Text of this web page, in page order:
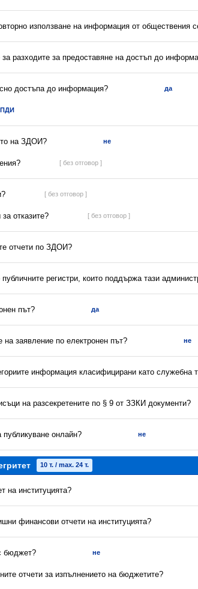
използване на информация от обществения
разходите за предоставяне на достъп до
достъпа до информация? да
ПДИ
на ЗДОИ? не
[ без отговор ]
[ без отговор ]
отказите? [ без отговор ]
отчети по ЗДОИ?
регистри, които поддържа тази
път? да
заявление по електронен път? не
информация класифицирани като служебна
на разсекретените по § 9 от ЗЗКИ документи?
онлайн? не
10 т. / max. 24 т.
на институцията?
финансови отчети на институцията?
бюджет? не
отчети за изпълнението на бюджетите?